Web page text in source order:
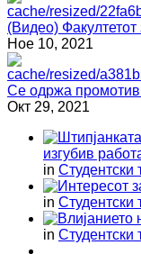
(Видео)
Ное 10, 2021
Се одржа
Окт 29, 2021
изгубив
in Студентски
in Студентски
in Студентски